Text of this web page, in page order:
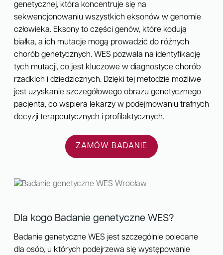
genetycznej, która koncentruje się na
sekwencjonowaniu wszystkich eksonów w genomie
człowieka. Eksony to części genów, które kodują
białka, a ich mutacje mogą prowadzić do różnych
chorób genetycznych. WES pozwala na identyfikację
tych mutacji, co jest kluczowe w diagnostyce chorób
rzadkich i dziedzicznych. Dzięki tej metodzie możliwe
jest uzyskanie szczegółowego obrazu genetycznego
pacjenta, co wspiera lekarzy w podejmowaniu trafnych
decyzji terapeutycznych i profilaktycznych.
ZAMÓW BADANIE
Dla kogo Badanie genetyczne WES?
Badanie genetyczne WES jest szczególnie polecane
dla osób, u których podejrzewa się występowanie